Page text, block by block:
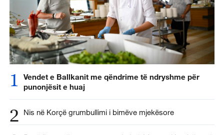
1
Vendet e Ballkanit me qëndrime të ndryshme për
punonjësit e huaj
2 Nis në Korçë grumbullimi i bimëve mjekësore